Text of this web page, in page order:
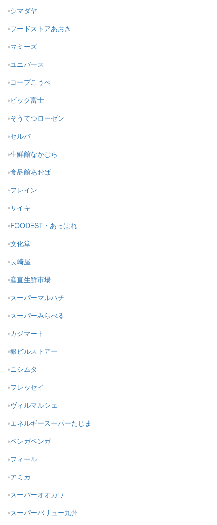
シマダヤ
フードストアあおき
マミーズ
ユニバース
コープこうべ
ビッグ富士
そうてつローゼン
セルバ
生鮮館なかむら
食品館あおば
フレイン
サイキ
FOODEST・あっぱれ
文化堂
長崎屋
産直生鮮市場
スーパーマルハチ
スーパーみらべる
カジマート
銀ビルストアー
ニシムタ
フレッセイ
ヴィルマルシェ
エネルギースーパーたじま
ベンガベンガ
フィール
アミカ
スーパーオオカワ
スーパーバリュー九州